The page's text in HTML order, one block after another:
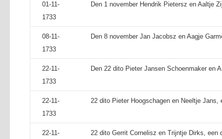
01-11-
1733
Den 1 november Hendrik Pietersz en Aaltje
08-11-
1733
Den 8 november Jan Jacobsz en Aagje
22-11-
1733
Den 22 dito Pieter Jansen Schoenmaker en
22-11-
1733
22 dito Pieter Hoogschagen en Neeltje Jans,
22-11-
22 dito Gerrit Cornelisz en Trijntje Dirks, een